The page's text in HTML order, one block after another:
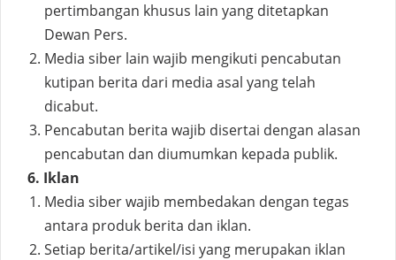
pertimbangan khusus lain yang ditetapkan
Dewan Pers.
Media siber lain wajib mengikuti pencabutan
kutipan berita dari media asal yang telah
dicabut.
Pencabutan berita wajib disertai dengan alasan
pencabutan dan diumumkan kepada publik.
6. Iklan
Media siber wajib membedakan dengan tegas
antara produk berita dan iklan.
Setiap berita/artikel/isi yang merupakan iklan